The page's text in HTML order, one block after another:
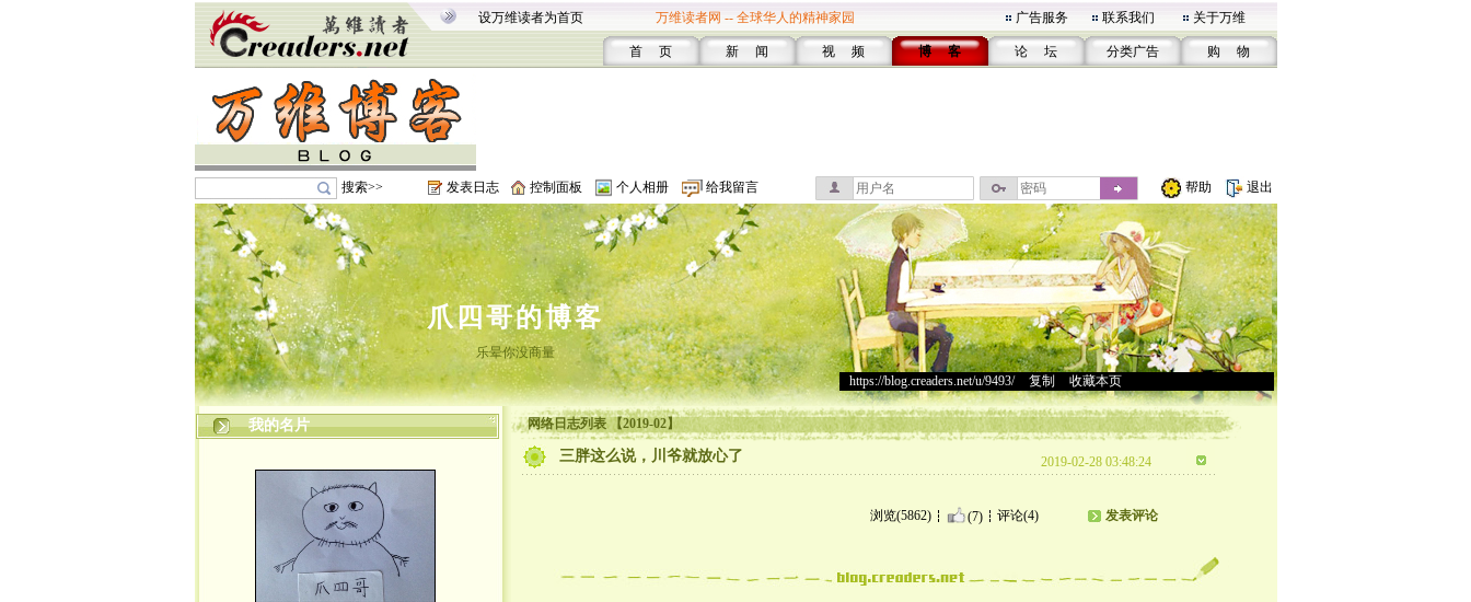
设万维读者为首页 万维读者网 -- 全球华人的精神家园 广告服务 联系我们 关于万维
首 页 新 闻 视 频 博 客 论 坛 分类广告 购 物
搜索>> 发表日志 控制面板 个人相册 给我留言 帮助 退出
爪四哥的博客
乐晕你没商量
https://blog.creaders.net/u/9493/> 复制 收藏本页
我的名片 网络日志列表 【2019-02】
三胖这么说，川爷就放心了 2019-02-28 03:48:24
浏览(5862) (7) 评论(4) 发表评论